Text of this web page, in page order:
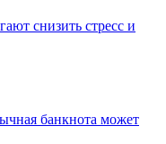
снизить стресс и
банкнота может